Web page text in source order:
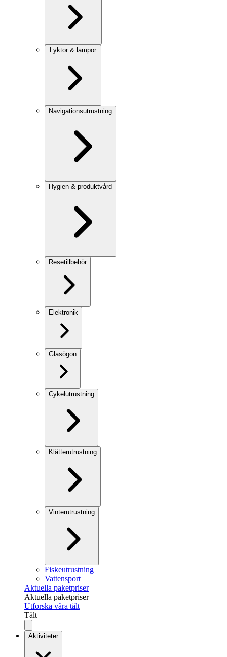
Lyktor & lampor
Navigationsutrustning
Hygien & produktvård
Resetillbehör
Elektronik
Glasögon
Cykelutrustning
Klätterutrustning
Vinterutrustning
Fiskeutrustning
Vattensport
Aktuella paketpriser
Aktuella paketpriser
Utforska våra tält
Tält
Aktiviteter